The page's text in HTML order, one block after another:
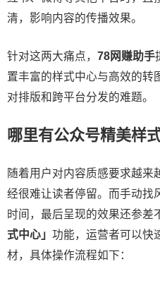
清，影响内容的传播效果。
针对这两大痛点， 78网赚助手
置丰富的样式中心与高效的转
对排版和跨平台分发的难题。
哪里有公众号精美样式
随着用户对内容质感要求越来
经很难让读者停留。而手动找
时间，最后呈现的效果还参差
式中心」 功能，运营者可以快
材，具体操作流程如下：